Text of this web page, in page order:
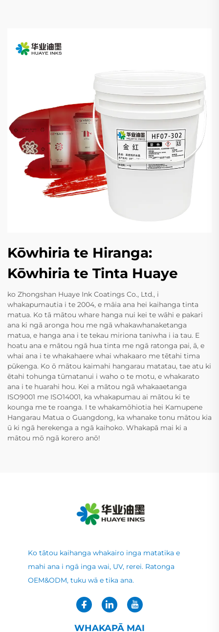
Kōwhiria te Hiranga:
Kōwhiria te Tinta Huaye
ko Zhongshan Huaye Ink Coatings Co., Ltd., i
whakapumautia i te 2004, e māia ana hei kaihanga tinta
matua. Ko tā mātou whare hanga nui kei te wāhi e pakari
ana ki ngā aronga hou me ngā whakawhanaketanga
matua, e hanga ana i te tekau miriona taniwha i ia tau. E
hoatu ana e mātou ngā hua tinta me ngā ratonga pai, ā, e
whai ana i te whakahaere whai whakaaro me tētahi tima
pūkenga. Ko ō mātou kaimahi hangarau matatau, tae atu ki
ētahi tohunga tūmatanui i waho o te motu, e whakarato
ana i te huarahi hou. Kei a mātou ngā whakaaetanga
ISO9001 me ISO14001, ka whakapumau ai mātou ki te
kounga me te roanga. I te whakamōhiotia hei Kamupene
Hangarau Matua o Guangdong, ka whanake tonu mātou kia
ū ki ngā herekenga a ngā kaihoko. Whakapā mai ki a
mātou mō ngā korero anō!
Ko tātou kaihanga whakairo inga matatika e
mahi ana i ngā inga wai, UV, rerei. Ratonga
OEM&ODM, tuku wā e tika ana.
WHAKAPĀ MAI